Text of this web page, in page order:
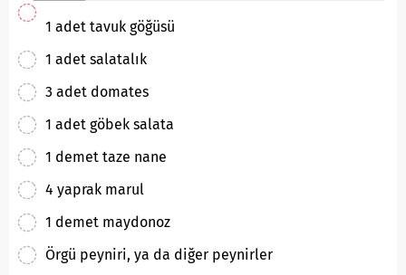
1 adet tavuk göğüsü
1 adet salatalık
3 adet domates
1 adet göbek salata
1 demet taze nane
4 yaprak marul
1 demet maydonoz
Örgü peyniri, ya da diğer peynirler